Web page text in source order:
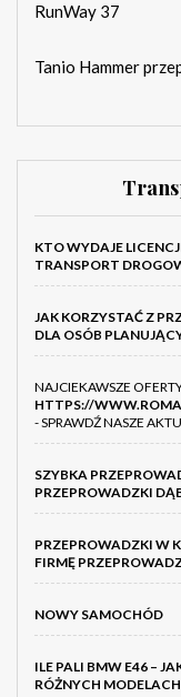
RunWay 37
Tanio Hammer
KTO WYDAJE
TRANSPORT
JAK KORZYSTAĆ Z
DLA OSÓB
NAJCIEKAWSZE
HTTPS://
- SPRAWDŹ NASZE
SZYBKA
PRZEPROWADZKI
PRZEPROWADZKI W
FIRMĘ
NOWY SAMOCHÓD
ILE PALI BMW E46 –
RÓŻNYCH